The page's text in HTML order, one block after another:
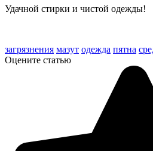
Удачной стирки и чистой одежды!
загрязнения мазут одежда пятна
Оцените статью